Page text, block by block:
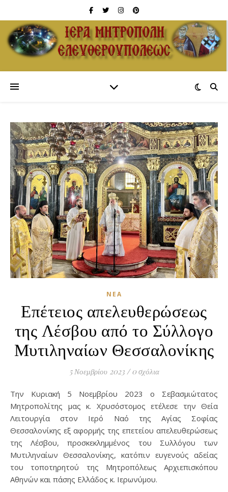
ΝΈΑ
Επέτειος απελευθερώσεως
της Λέσβου από το Σύλλογο
Μυτιληναίων Θεσσαλονίκης
5 Νοεμβρίου 2023 / 0 σχόλια
Την Κυριακή 5 Νοεμβρίου 2023 ο Σεβασμιώτατος
Μητροπολίτης μας κ. Χρυσόστομος ετέλεσε την Θεία
Λειτουργία στον Ιερό Ναό της Αγίας Σοφίας
Θεσσαλονίκης εξ αφορμής της επετείου απελευθερώσεως
της Λέσβου, προσκεκλημμένος του Συλλόγου των
Μυτιληναίων Θεσσαλονίκης, κατόπιν ευγενούς αδείας
του τοποτηρητού της Μητροπόλεως Αρχιεπισκόπου
Αθηνών και πάσης Ελλάδος κ. Ιερωνύμου.